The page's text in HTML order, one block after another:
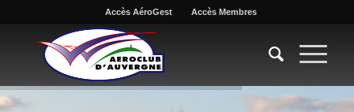
Accès AéroGest Accès Membres